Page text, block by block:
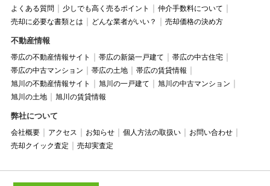
よくある質問
少しでも高く売るポイント
仲介手数料について
売却に必要な書類とは
どんな業者がいい？ 売却価格の決め方
不動産情報
帯広の不動産情報サイト 帯広の新築一戸建て
帯広の中古住宅
帯広の中古マンション
帯広の土地
帯広の賃貸情報
旭川の不動産情報サイト
旭川の一戸建て
旭川の中古マンション
旭川の土地
旭川の賃貸情報
弊社について
会社概要 アクセス お知らせ 個人方法の取扱い
お問い合わせ
売却クイック査定
売却実査定